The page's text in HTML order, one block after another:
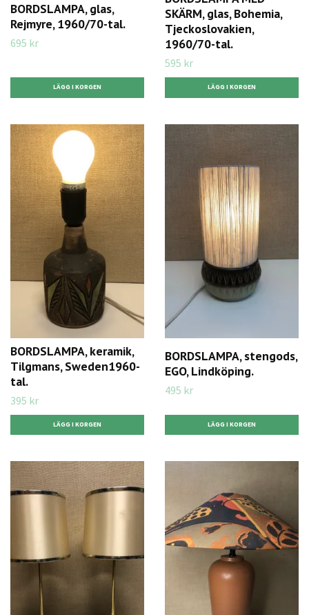
BORDSLAMPA, glas,
Rejmyre, 1960/70-tal.
695 kr
SKÄRM, glas, Bohemia,
Tjeckoslovakien,
1960/70-tal.
595 kr
BORDSLAMPA, keramik,
Tilgmans, Sweden1960-
tal.
395 kr
BORDSLAMPA, stengods,
EGO, Lindköping.
495 kr